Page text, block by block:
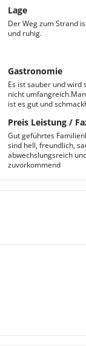
Lage
Der Weg zum Strand
und ruhig.
Gastronomie
Es ist sauber und
nicht
ist es gut und
Preis Leistung /
Gut geführtes
sind hell, freundlich,
abwechslungsreich
zuvorkommend